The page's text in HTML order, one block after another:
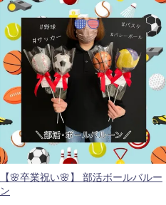
【🌸卒業祝い🌸】 部活ボールバルー
ン